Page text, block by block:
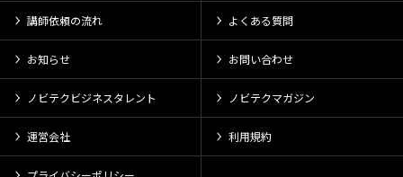
講師依頼の流れ よくある質問
お知らせ お問い合わせ
ノビテクビジネスタレント ノビテクマガジン
運営会社 利用規約